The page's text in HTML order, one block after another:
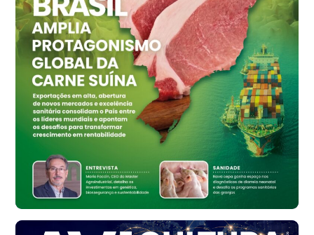
Ovo Vermelho - Regional
Vermelho
R$ 159,31
cx
Ovo Branco - Regional
Bastos (SP)
R$ 134,42
cx
Ovo Vermelho - Regional
Bastos (SP)
R$ 148,56
Frango - Indicador